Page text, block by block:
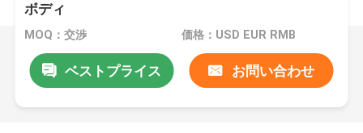
ボディ
MOQ：交渉 価格：USD EUR RMB
ベストプライス お問い合わせ